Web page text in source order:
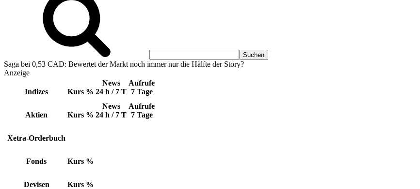
Saga bei 0,53 CAD: Bewertet der Markt noch immer nur die Hälfte der Story?
Anzeige
Indizes Kurs %
News
24 h / 7 T
Aufrufe
7 Tage
Aktien Kurs %
News
24 h / 7 T
Aufrufe
7 Tage
Xetra-Orderbuch
Fonds Kurs %
Devisen Kurs %